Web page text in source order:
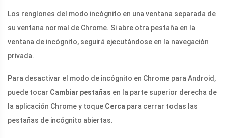
Los renglones del modo incógnito en una ventana separada de
su ventana normal de Chrome. Si abre otra pestaña en la
ventana de incógnito, seguirá ejecutándose en la navegación
privada.
Para desactivar el modo de incógnito en Chrome para Android,
puede tocar Cambiar pestañas en la parte superior derecha de
la aplicación Chrome y toque Cerca para cerrar todas las
pestañas de incógnito abiertas.